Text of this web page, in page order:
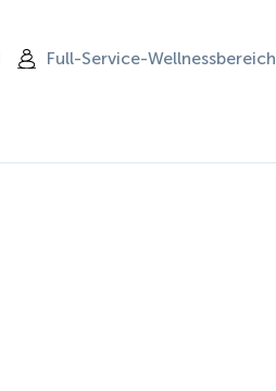
Full-Service-Wellnessbereich